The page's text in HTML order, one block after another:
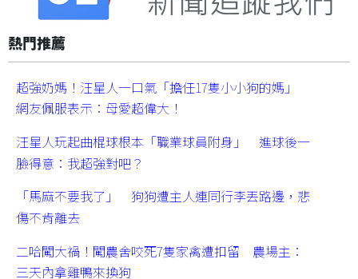
熱門推薦
超強奶媽！汪星人一口氣「擔任17隻小小狗的媽」
網友佩服表示：母愛超偉大！
汪星人玩起曲棍球根本「職業球員附身」 進球後一
臉得意：我超強對吧？
「馬麻不要我了」 狗狗遭主人連同行李丟路邊，悲
傷不肯離去
二哈闖大禍！闖農舍咬死7隻家禽遭扣留 農場主：
三天內拿雞鴨來換狗